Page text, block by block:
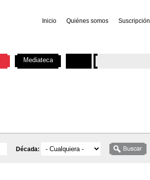
Inicio Quiénes somos Suscripción
Década:
Mediateca